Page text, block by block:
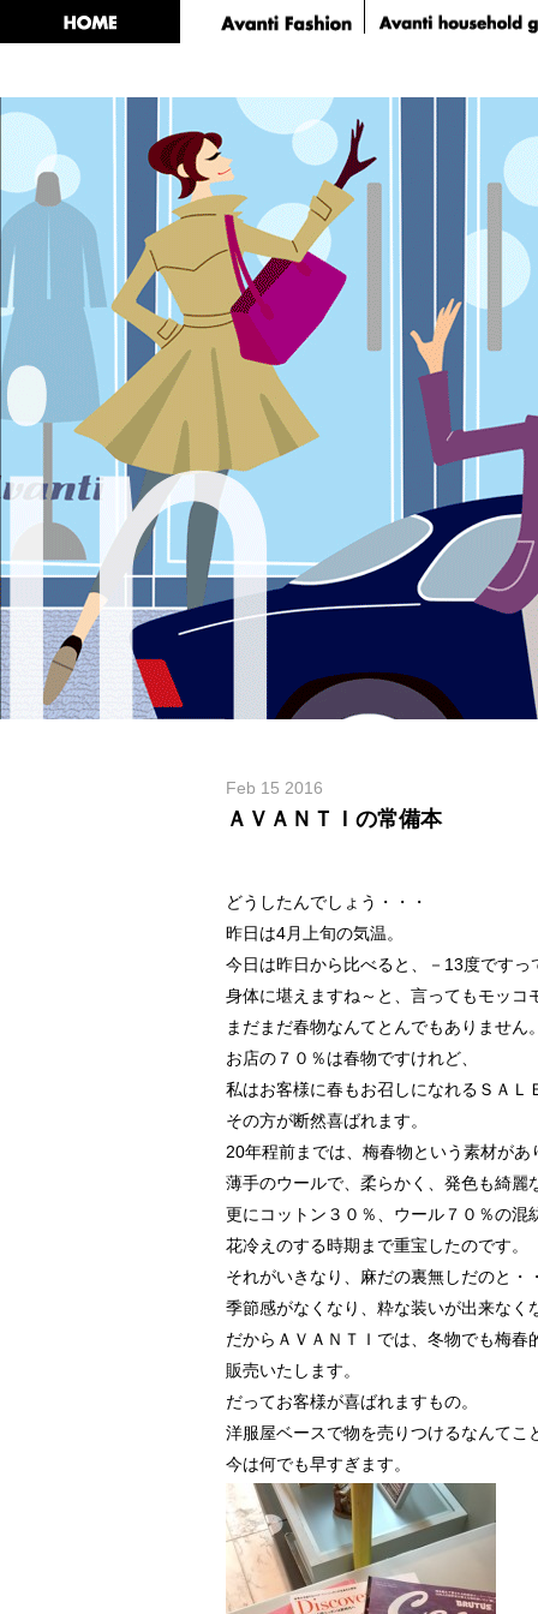
Feb 15 2016
ＡＶＡＮＴＩの常備本
どうしたんでしょう・・・
昨日は4月上旬の気温。
今日は昨日から比べると、－13度ですっ
身体に堪えますね～と、言ってもモッコ
まだまだ春物なんてとんでもありません
お店の７０％は春物ですけれど、
私はお客様に春もお召しになれるＳＡＬ
その方が断然喜ばれます。
20年程前までは、梅春物という素材があ
薄手のウールで、柔らかく、発色も綺麗
更にコットン３０％、ウール７０％の混
花冷えのする時期まで重宝したのです。
それがいきなり、麻だの裏無しだのと・
季節感がなくなり、粋な装いが出来なく
だからＡＶＡＮＴＩでは、冬物でも梅春
販売いたします。
だってお客様が喜ばれますもの。
洋服屋ベースで物を売りつけるなんてこ
今は何でも早すぎます。